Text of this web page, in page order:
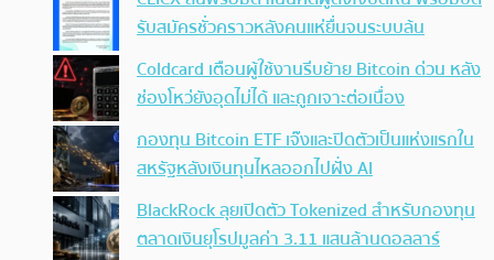
รับสมัครชั่วคราวหลังคนแห่ยื่นจนระบบล้น
Coldcard เตือนผู้ใช้งานรีบย้าย Bitcoin ด่วน หลัง
ช่องโหว่ยังอุดไม่ได้ และถูกเจาะต่อเนื่อง
กองทุน Bitcoin ETF เจ๊งและปิดตัวเป็นแห่งแรกใน
สหรัฐหลังเงินทุนไหลออกไปฝั่ง AI
BlackRock ลุยเปิดตัว Tokenized สำหรับกองทุน
ตลาดเงินยุโรปมูลค่า 3.11 แสนล้านดอลลาร์